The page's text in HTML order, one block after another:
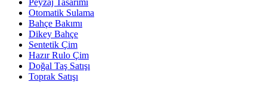
Otomatik Sulama
Bahçe Bakımı
Dikey Bahçe
Sentetik Çim
Hazır Rulo Çim
Doğal Taş Satışı
Toprak Satışı